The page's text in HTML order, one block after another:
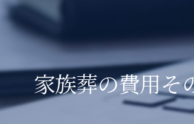
家族葬の費用そ